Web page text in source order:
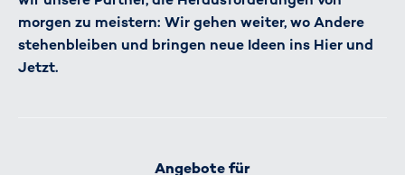
morgen zu meistern: Wir gehen weiter, wo Andere
stehenbleiben und bringen neue Ideen ins Hier und
Jetzt.
Angebote für